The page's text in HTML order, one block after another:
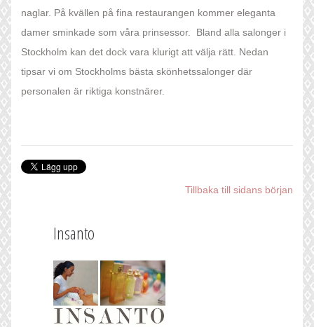
naglar. På kvällen på fina restaurangen kommer eleganta
damer sminkade som våra prinsessor. Bland alla salonger i
Stockholm kan det dock vara klurigt att välja rätt. Nedan
tipsar vi om Stockholms bästa skönhetssalonger där
personalen är riktiga konstnärer.
Tillbaka till sidans början
Insanto